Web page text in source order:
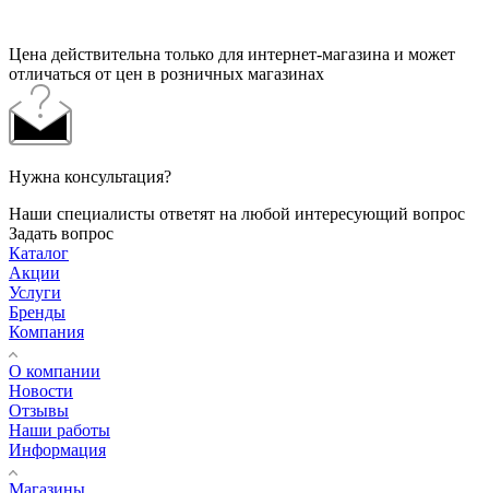
Цена действительна только для интернет-магазина и может
отличаться от цен в розничных магазинах
Нужна консультация?
Наши специалисты ответят на любой интересующий вопрос
Задать вопрос
Каталог
Акции
Услуги
Бренды
Компания
О компании
Новости
Отзывы
Наши работы
Информация
Магазины